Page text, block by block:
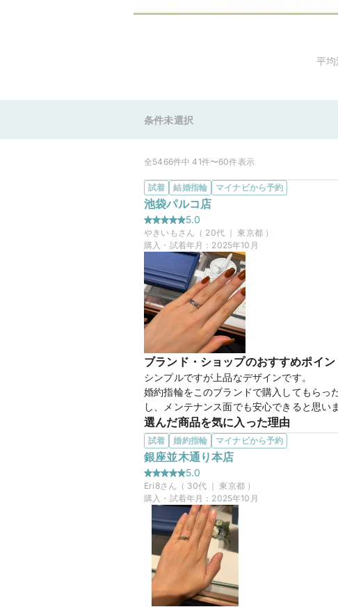
平均
条件未選択
全5466件中 41件〜60件表示
試着 結婚指輪 マイナビから予約
池袋パルコ店
5.0
やきいも さん（ 20代 ｜ 東京都）
購入・試着年月： 2025年10月
ブランド・ショップのおすすめポイン
シンプルですが上品なデザインです。
婚約指輪をこのブランドで購入してもらっ
し、メンテナンス面でも安心できると思いま
選んだ商品を気に入った理由
指の骨格的にウェーブデザインが良いと提
りました。指が大きめではありますが存在
この店舗の良かったところ
2回目の訪問ということもあり、手短に済
同時に比較ができたことも効率的でよかっ
商品名
試着 婚約指輪 マイナビから予約
銀座並木通り本店
5.0
Eri8さん（ 30代 ｜ 東京都）
購入・試着年月： 2025年10月